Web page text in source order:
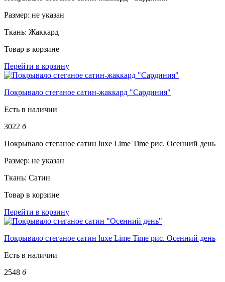
Размер: не указан
Ткань: Жаккард
Товар в корзине
Перейти в корзину
Покрывало стеганое сатин-жаккард "Сардиния"
Есть в наличии
3022 б
Покрывало стеганое сатин luxe Lime Time рис. Осенний день
Размер: не указан
Ткань: Сатин
Товар в корзине
Перейти в корзину
Покрывало стеганое сатин luxe Lime Time рис. Осенний день
Есть в наличии
2548 б